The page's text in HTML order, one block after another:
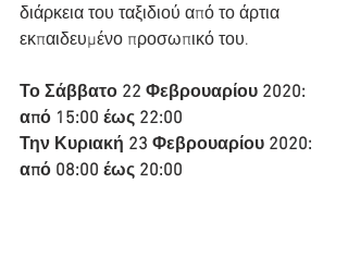
διάρκεια του ταξιδιού από το άρτια
εκπαιδευμένο προσωπικό του.
Το Σάββατο 22 Φεβρουαρίου 2020:
από 15:00 έως 22:00
Την Κυριακή 23 Φεβρουαρίου 2020:
από 08:00 έως 20:00